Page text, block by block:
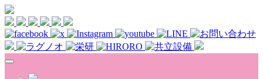
Skip to main content